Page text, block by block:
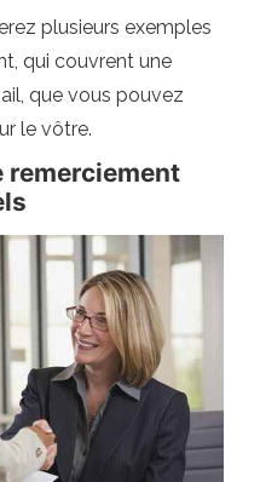
plusieurs exemples
qui couvrent une
que vous pouvez
le vôtre.
remerciement